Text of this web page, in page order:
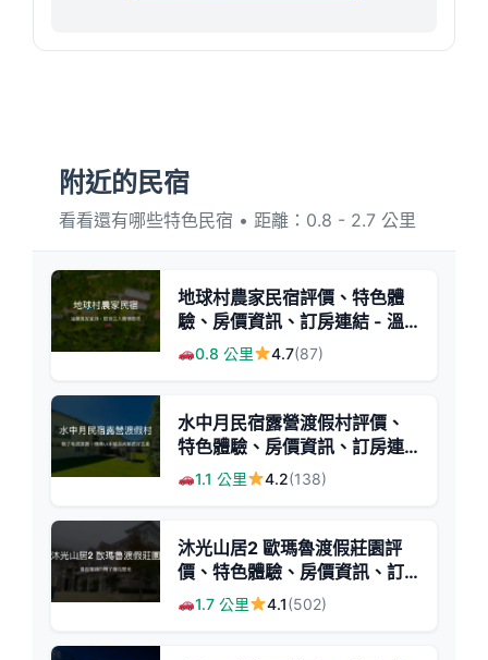
附近的民宿
看看還有哪些特色民宿 • 距離：0.8 - 2.7 公里
地球村農家民宿評價、特色體
驗、房價資訊、訂房連結 - 溫
馨農家風情與親切主人
0.8 公里 4.7(87)
水中月民宿露營渡假村評價、
特色體驗、房價資訊、訂房連
結 - 親子毛孩友善包棟小木屋
1.1 公里 4.2(138)
沐光山居2 歐瑪魯渡假莊園評
價、特色體驗、房價資訊、訂
房連結 - 親子友善自然渡假
1.7 公里 4.1(502)